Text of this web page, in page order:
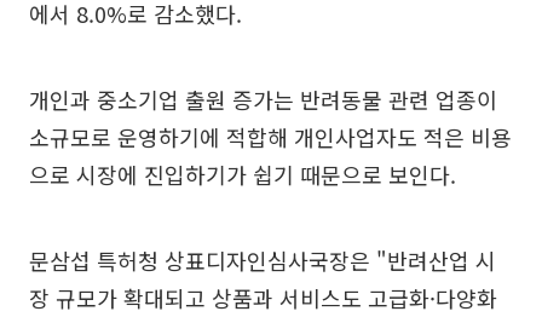
에서 8.0%로 감소했다.
개인과 중소기업 출원 증가는 반려동물 관련 업종이
소규모로 운영하기에 적합해 개인사업자도 적은 비용
으로 시장에 진입하기가 쉽기 때문으로 보인다.
문삼섭 특허청 상표디자인심사국장은 "반려산업 시
장 규모가 확대되고 상품과 서비스도 고급화·다양화